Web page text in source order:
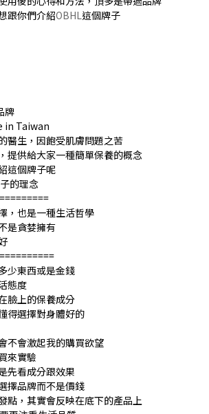
跟你們介紹OBHL 這個牌子
牌
in Taiwan
醫生，因飽受肌膚問題之苦
提供給大家一種簡單保養的概念
這個牌子呢
的理念
，也是一種生活哲學
是貪婪擁有
少東西或是金錢
態度
臉上的保養成分
得選擇對身體好的
不會激起我的購買欲望
來實驗
先看成分跟效果
擇品牌而不是價錢
點，其實會反映在底下的產品上